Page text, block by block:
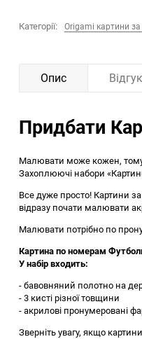
Категорії: Origami картини
Опис
Придбати
Малювати може кожен, тому
Захоплюючі набори
Все дуже просто! Картини
відразу почати малювати
Малювати потрібно по
Картина по номерам
У набір входить:
- бавовняний полотно на
- 3 кисті різної товщини
- акрилові пронумеровані
Зверніть увагу, якщо